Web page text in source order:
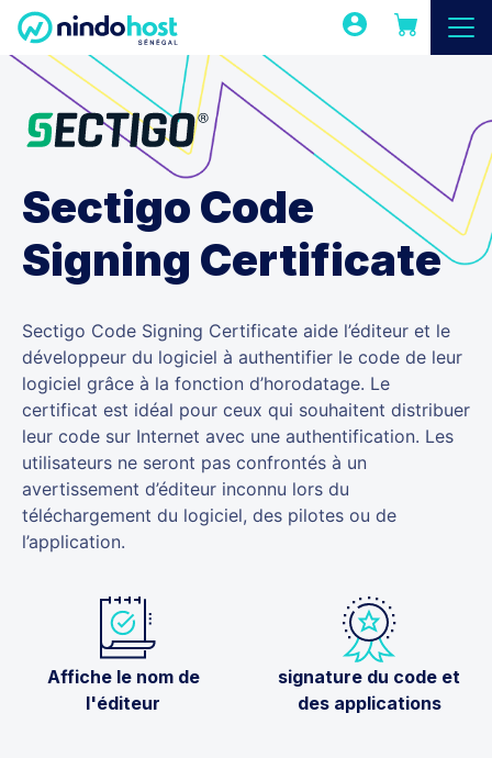
Sectigo Code
Signing Certificate
Sectigo Code Signing Certificate aide l’éditeur et le
développeur du logiciel à authentifier le code de leur
logiciel grâce à la fonction d’horodatage. Le
certificat est idéal pour ceux qui souhaitent distribuer
leur code sur Internet avec une authentification. Les
utilisateurs ne seront pas confrontés à un
avertissement d’éditeur inconnu lors du
téléchargement du logiciel, des pilotes ou de
l’application.
Affiche le nom de
l'éditeur
signature du code et
des applications